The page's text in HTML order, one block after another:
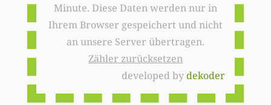
Minute. Diese Daten werden nur in
Ihrem Browser gespeichert und nicht
an unsere Server übertragen.
Zähler zurücksetzen
developed bydekoder